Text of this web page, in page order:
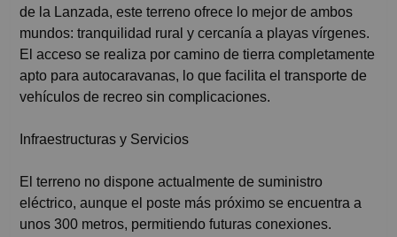
de la Lanzada, este terreno ofrece lo mejor de ambos
mundos: tranquilidad rural y cercanía a playas vírgenes.
El acceso se realiza por camino de tierra completamente
apto para autocaravanas, lo que facilita el transporte de
vehículos de recreo sin complicaciones.
Infraestructuras y Servicios
El terreno no dispone actualmente de suministro
eléctrico, aunque el poste más próximo se encuentra a
unos 300 metros, permitiendo futuras conexiones.